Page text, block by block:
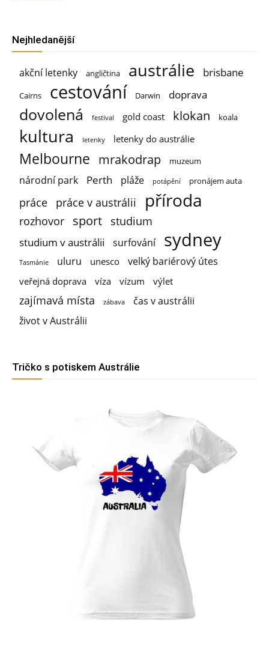
Nejhledanější
akční letenky angličtina austrálie brisbane
Cairns cestování Darwin doprava
dovolená festival gold coast klokan koala
kultura letenky letenky do austrálie
Melbourne mrakodrap muzeum
národní park Perth pláže potápění pronájem auta
práce práce v austrálii příroda
rozhovor sport studium
studium v austrálii surfování sydney
Tasmánie uluru unesco velký bariérový útes
veřejná doprava víza vízum výlet
zajímavá místa zábava
čas v austrálii
život v Austrálii
Tričko s potiskem Austrálie